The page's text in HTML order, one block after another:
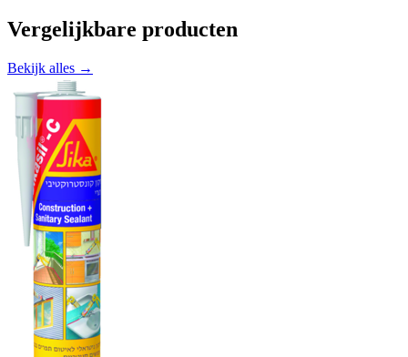
Vergelijkbare producten
Bekijk alles →